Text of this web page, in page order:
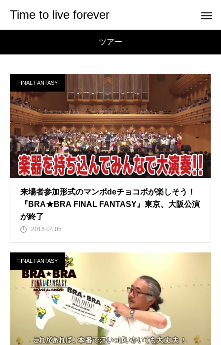
Time to live forever
ツアー
FINAL FANTASY
来場者参加形式のマンボdeチョコボが楽しそう！
『BRA★BRA FINAL FANTASY』東京、大阪公演
が終了
2015.04.05
FINAL FANTASY